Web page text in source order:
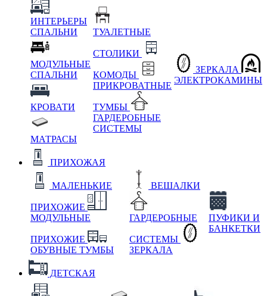
ИНТЕРЬЕРЫ
СПАЛЬНИ
МОДУЛЬНЫЕ
СПАЛЬНИ
КРОВАТИ
МАТРАСЫ
ТУАЛЕТНЫЕ
СТОЛИКИ
КОМОДЫ
ПРИКРОВАТНЫЕ
ТУМБЫ
ГАРДЕРОБНЫЕ
СИСТЕМЫ
ЗЕРКАЛА
ЭЛЕКТРОКАМИНЫ
ПРИХОЖАЯ
МАЛЕНЬКИЕ
ПРИХОЖИЕ
МОДУЛЬНЫЕ
ПРИХОЖИЕ
ОБУВНЫЕ ТУМБЫ
ВЕШАЛКИ
ГАРДЕРОБНЫЕ
СИСТЕМЫ
ЗЕРКАЛА
ПУФИКИ И
БАНКЕТКИ
ДЕТСКАЯ